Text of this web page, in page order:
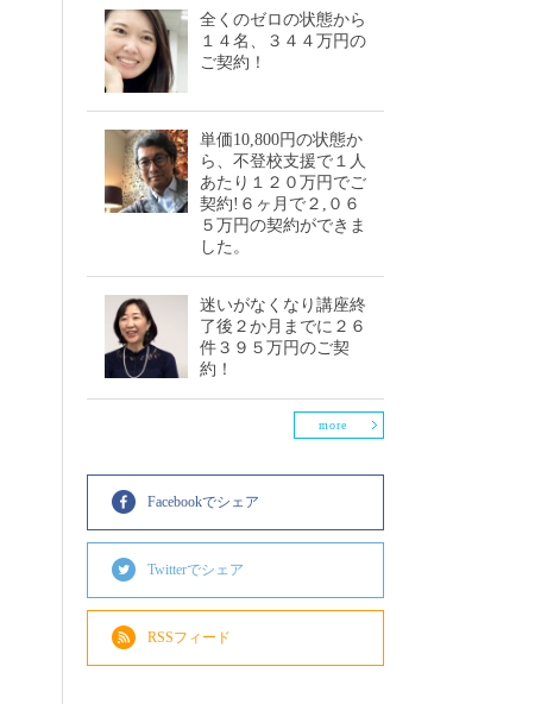
全くのゼロの状態から
１４名、３４４万円の
ご契約！
単価10,800円の状態か
ら、不登校支援で１人
あたり１２０万円でご
契約!６ヶ月で２,０６
５万円の契約ができま
した。
迷いがなくなり講座終
了後２か月までに２６
件３９５万円のご契
約！
more
Facebookでシェア
Twitterでシェア
RSSフィード